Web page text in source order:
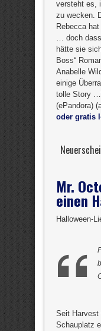
versteht es,
zu wecken.
Rebecca
… doch
hätte sie
Boss“
Anabelle
einige
tolle Story
(ePandora)
oder gratis
Mr.
einen
Halloween-
Seit Harvest
Schauplatz